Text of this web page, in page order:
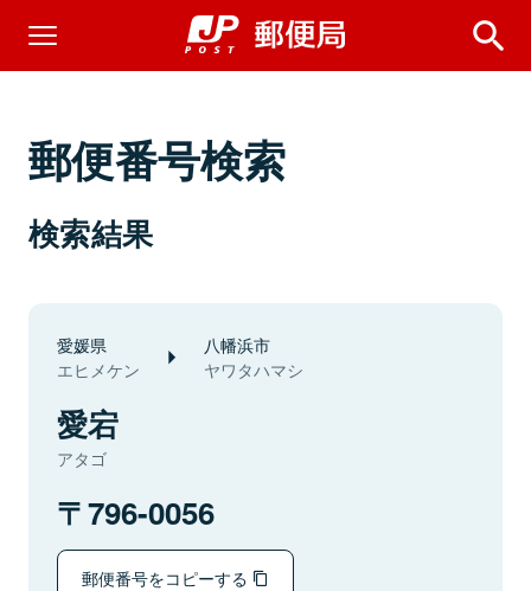
郵便番号検索
検索結果
愛媛県
エヒメケン
八幡浜市
ヤワタハマシ
愛宕
アタゴ
796-0056
郵便番号をコピーする